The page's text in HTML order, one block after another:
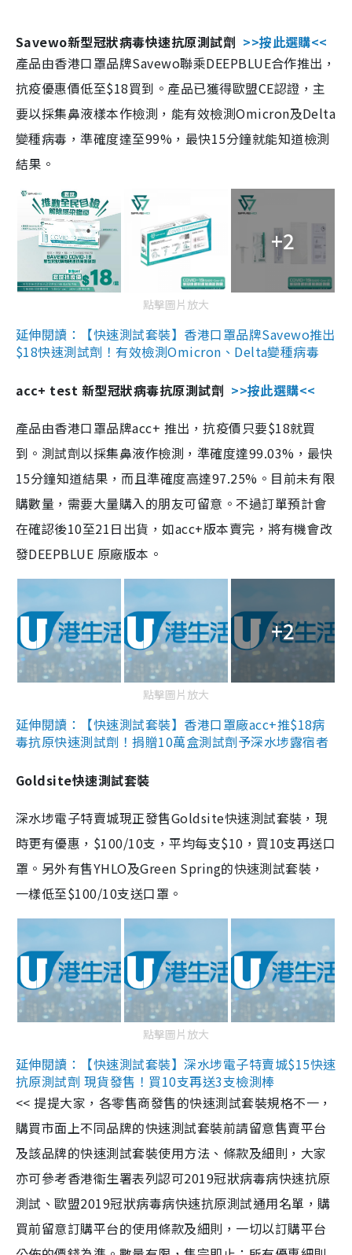
Savewo新型冠狀病毒快速抗原測試劑 >>按此選購<<
產品由香港口罩品牌Savewo聯乘DEEPBLUE合作推出，
抗疫優惠價低至$18買到。產品已獲得歐盟CE認證，主
要以採集鼻液樣本作檢測，能有效檢測Omicron及Delta
變種病毒，準確度達至99%，最快15分鐘就能知道檢測
結果。
+2
點擊圖片放大
延伸閱讀：【快速測試套裝】香港口罩品牌Savewo推出
$18快速測試劑！有效檢測Omicron、Delta變種病毒
acc+ test 新型冠狀病毒抗原測試劑 >>按此選購<<
產品由香港口罩品牌acc+ 推出，抗疫價只要$18就買
到。測試劑以採集鼻液作檢測，準確度達99.03%，最快
15分鐘知道結果，而且準確度高達97.25%。目前未有限
購數量，需要大量購入的朋友可留意。不過訂單預計會
在確認後10至21日出貨，如acc+版本賣完，將有機會改
發DEEPBLUE 原廠版本。
+2
點擊圖片放大
延伸閱讀：【快速測試套裝】香港口罩廠acc+推$18病
毒抗原快速測試劑！捐贈10萬盒測試劑予深水埗露宿者
Goldsite快速測試套裝
深水埗電子特賣城現正發售Goldsite快速測試套裝，現
時更有優惠，$100/10支，平均每支$10，買10支再送口
罩。另外有售YHLO及Green Spring的快速測試套裝，
一樣低至$100/10支送口罩。
點擊圖片放大
延伸閱讀：【快速測試套裝】深水埗電子特賣城$15快速
抗原測試劑 現貨發售！買10支再送3支檢測棒
<< 提提大家，各零售商發售的快速測試套裝規格不一，
購買市面上不同品牌的快速測試套裝前請留意售賣平台
及該品牌的快速測試套裝使用方法、條款及細則，大家
亦可參考香港衞生署表列認可2019冠狀病毒病快速抗原
測試、歐盟2019冠狀病毒病快速抗原測試通用名單，購
買前留意訂購平台的使用條款及細則，一切以訂購平台